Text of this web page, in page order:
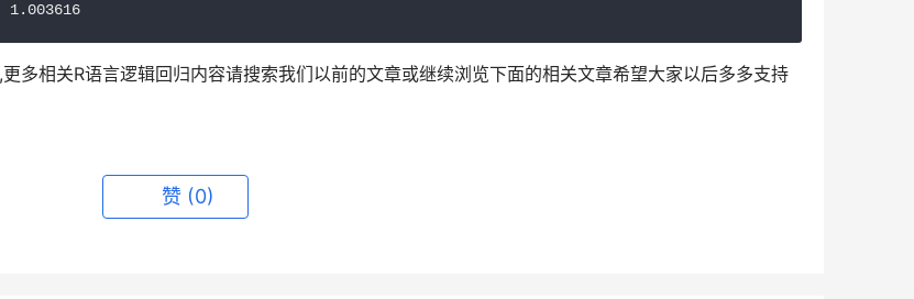
多相关R语言逻辑回归内容请搜索我们以前的文章或继续浏览下面的相关文章希望大家以后多多支持
赞 (0)